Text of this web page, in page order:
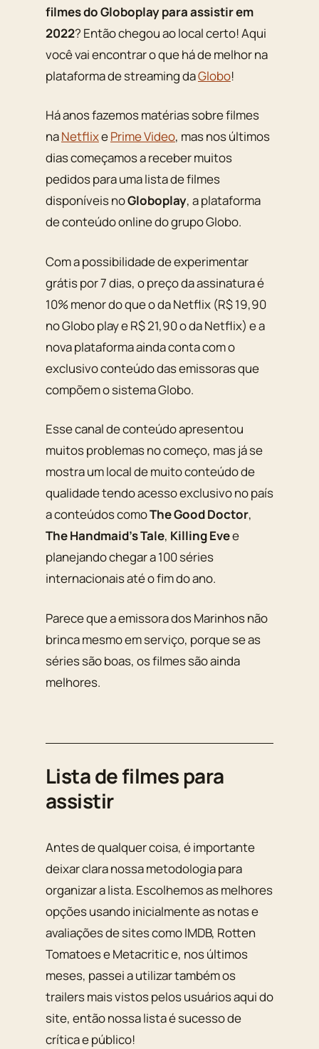
filmes do Globoplay para assistir em
2022? Então chegou ao local certo! Aqui
você vai encontrar o que há de melhor na
plataforma de streaming daGlobo!
Há anos fazemos matérias sobre filmes
naNetflixePrime Video, mas nos últimos
dias começamos a receber muitos
pedidos para uma lista de filmes
disponíveis noGloboplay, a plataforma
de conteúdo online do grupo Globo.
Com a possibilidade de experimentar
grátis por 7 dias, o preço da assinatura é
10% menor do que o da Netflix (R$ 19,90
no Globo play e R$ 21,90 o da Netflix) e a
nova plataforma ainda conta com o
exclusivo conteúdo das emissoras que
compõem o sistema Globo.
Esse canal de conteúdo apresentou
muitos problemas no começo, mas já se
mostra um local de muito conteúdo de
qualidade tendo acesso exclusivo no país
a conteúdos comoThe Good Doctor,
The Handmaid’s Tale, Killing Evee
planejando chegar a 100 séries
internacionais até o fim do ano.
Parece que a emissora dos Marinhos não
brinca mesmo em serviço, porque se as
séries são boas, os filmes são ainda
melhores.
Lista de filmes para
assistir
Antes de qualquer coisa, é importante
deixar clara nossa metodologia para
organizar a lista. Escolhemos as melhores
opções usando inicialmente as notas e
avaliações de sites como IMDB, Rotten
Tomatoes e Metacritic e, nos últimos
meses, passei a utilizar também os
trailers mais vistos pelos usuários aqui do
site, então nossa lista é sucesso de
crítica e público!